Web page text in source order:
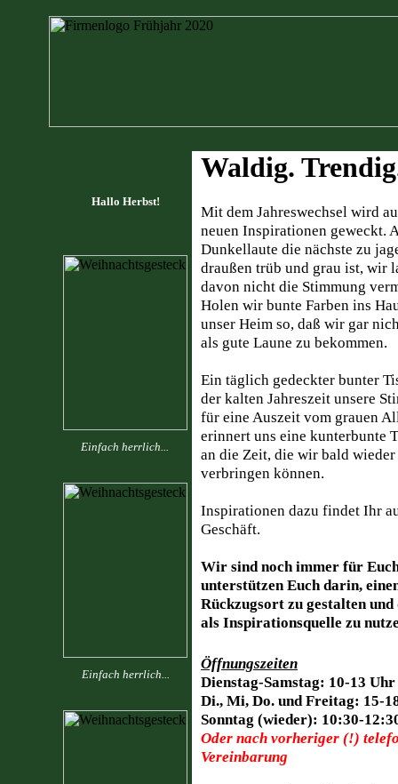
Hallo Herbst!
Einfach herrlich...
Einfach herrlich...
Waldig.
Mit dem Jahreswechsel wird
neuen Inspirationen geweckt.
Dunkellaute die nächste zu
draußen trüb und grau ist, wir
davon nicht die Stimmung
Holen wir bunte Farben ins
unser Heim so, daß wir gar
als gute Laune zu bekommen.
Ein täglich gedeckter bunter
der kalten Jahreszeit unsere
für eine Auszeit vom grauen
erinnert uns eine kunterbunte
an die Zeit, die wir bald
verbringen können.
Inspirationen dazu findet Ihr
Geschäft.
Wir sind noch immer für
unterstützen Euch darin,
Rückzugsort zu gestalten
als Inspirationsquelle zu
Öffnungszeiten
Dienstag-Samstag: 10-13 Uhr
Di., Mi, Do. und Freitag: 15-
Sonntag (wieder): 10:30-
Oder nach vorheriger (!)
Vereinbarung